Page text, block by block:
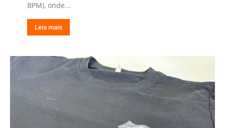
BPM), onde...
Leia mais